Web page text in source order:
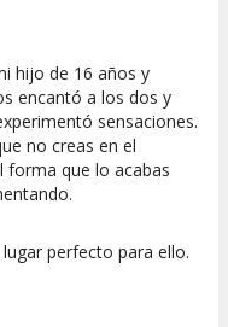
10hijo de 16 años y
encantó a los dos y
sensaciones.
no creas en el
forma que lo acabas
perfecto para ello.